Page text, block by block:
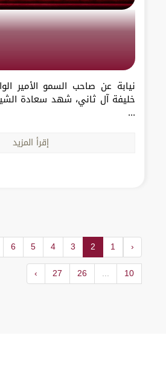
نيابة عن صاحب السمو الأمير
خليفة آل ثاني، شهد سعادة
...
إقرأ المزيد
‹
1
2
3
4
5
6
10
...
26
27
›